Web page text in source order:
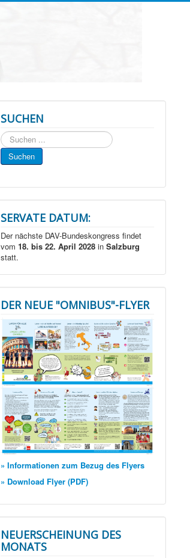
SUCHEN
Suchen
...
Suchen
SERVATE DATUM:
Der nächste DAV-Bundeskongress findet
vom18. bis 22. April 2028 inSalzburg
statt.
DER NEUE "OMNIBUS"-FLYER
» Informationen zum Bezug des Flyers
» Download Flyer (PDF)
NEUERSCHEINUNG DES
MONATS